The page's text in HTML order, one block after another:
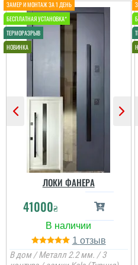
читати всі відгуки
ЛОКИ ФАНЕРА
41000₴
1
В дом / Металл 2.2 мм. / 3